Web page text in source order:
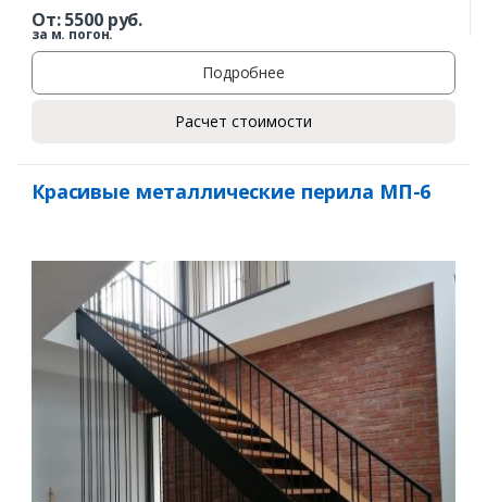
Ваше имя*
Ваш телефон*
Комментарий к заказу
От:5500руб.
за м. погон.
Подробнее
Расчет стоимости
Красивые металлические перила МП-6